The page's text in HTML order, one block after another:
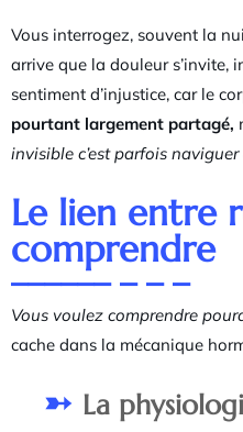
Vous interrogez, souvent la
arrive que la douleur s’invite,
sentiment d’injustice, car le
pourtant largement partagé,
invisible c’est parfois naviguer
Le lien entre
comprendre
Vous voulez comprendre
cache dans la mécanique
La